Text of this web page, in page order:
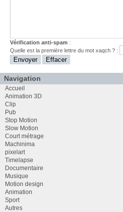
Vérification anti-spam :
Quelle est lapremière lettre du motxaqch ? :
Navigation
Accueil
Animation 3D
Clip
Pub
Stop Motion
Slow Motion
Court métrage
Machinima
pixelart
Timelapse
Documentaire
Musique
Motion design
Animation
Sport
Autres